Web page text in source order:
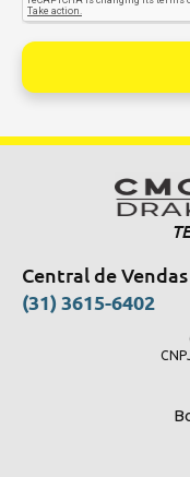
Central de Vendas
(31) 3615-6402